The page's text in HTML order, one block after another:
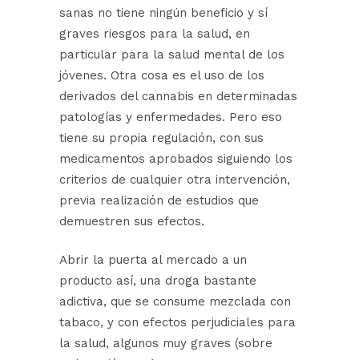
sanas no tiene ningún beneficio y sí
graves riesgos para la salud, en
particular para la salud mental de los
jóvenes. Otra cosa es el uso de los
derivados del cannabis en determinadas
patologías y enfermedades. Pero eso
tiene su propia regulación, con sus
medicamentos aprobados siguiendo los
criterios de cualquier otra intervención,
previa realización de estudios que
demuestren sus efectos.
Abrir la puerta al mercado a un
producto así, una droga bastante
adictiva, que se consume mezclada con
tabaco, y con efectos perjudiciales para
la salud, algunos muy graves (sobre